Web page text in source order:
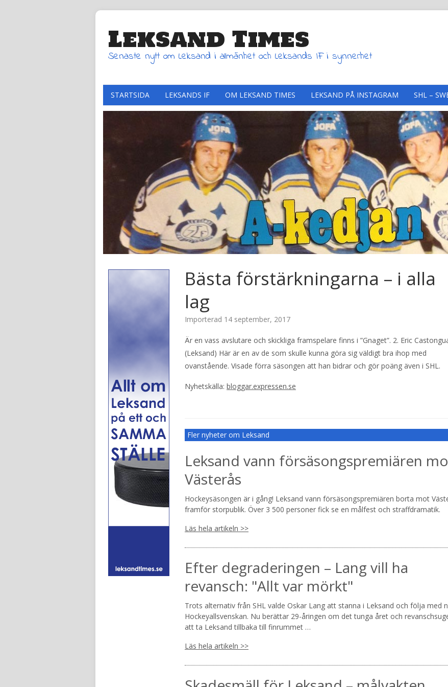
Leksand Times
Senaste nytt om Leksand i allmänhet och Leksands IF i synnerhet
STARTSIDA LEKSANDS IF OM LEKSAND TIMES LEKSAND PÅ INSTAGRAM SHL –
Bästa förstärkningarna – i alla
lag
Importerad 14 september, 2017
Är en vass avslutare och skickliga framspelare finns i ”Gnaget”. 2. Eric
(Leksand) Här är en av de som skulle kunna göra sig väldigt bra ihop med
ovanstående. Visade förra säsongen att han bidrar och gör poäng även i SHL.
Nyhetskälla: bloggar.expressen.se
Fler nyheter om Leksand
Leksand vann försäsongspremiären
Västerås
Hockeysäsongen är i gång! Leksand vann försäsongspremiären borta mot
framför storpublik. Över 3 500 personer fick se en målfest och straffdramatik.
Läs hela artikeln >>
Efter degraderingen – Lang vill ha
revansch: "Allt var mörkt"
Trots alternativ från SHL valde Oskar Lang att stanna i Leksand och följa med
Hockeyallsvenskan. Nu berättar 29-åringen om det tunga året och
att ta Leksand tillbaka till finrummet …
Läs hela artikeln >>